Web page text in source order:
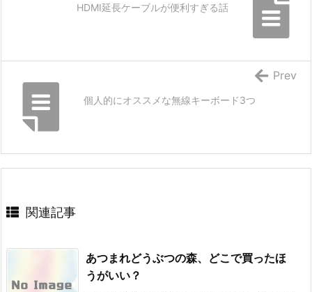
HDMI延長ケーブルが便利すぎる話
個人的にオススメな無線キーボード3つ
Prev
関連記事
あつまれどうぶつの森、どこで買ったほ
うがいい？